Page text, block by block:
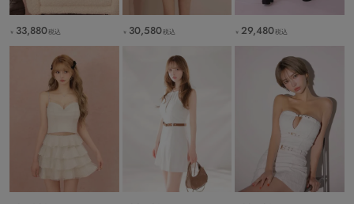
￥ 33,880税込 ￥ 30,580税込 ￥ 29,480税込